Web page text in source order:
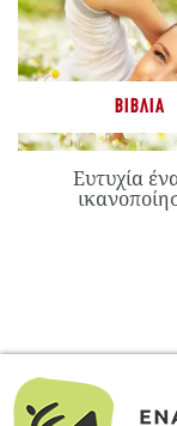
ΒΙΒΛΊΑ
Ευτυχία